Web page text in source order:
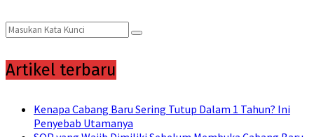
Search
for:
Search
Artikel terbaru
Kenapa Cabang Baru Sering Tutup Dalam 1 Tahun? Ini
Penyebab Utamanya